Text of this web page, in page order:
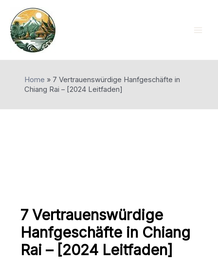
content
Home » 7 Vertrauenswürdige Hanfgeschäfte in
Chiang Rai – [2024 Leitfaden]
7 Vertrauenswürdige
Hanfgeschäfte in Chiang
Rai – [2024 Leitfaden]